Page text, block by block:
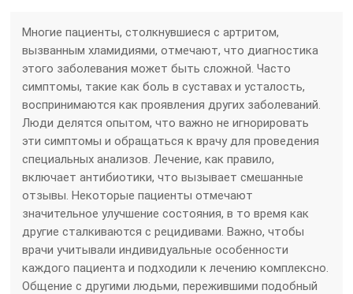
Многие пациенты, столкнувшиеся с артритом,
вызванным хламидиями, отмечают, что диагностика
этого заболевания может быть сложной. Часто
симптомы, такие как боль в суставах и усталость,
воспринимаются как проявления других заболеваний.
Люди делятся опытом, что важно не игнорировать
эти симптомы и обращаться к врачу для проведения
специальных анализов. Лечение, как правило,
включает антибиотики, что вызывает смешанные
отзывы. Некоторые пациенты отмечают
значительное улучшение состояния, в то время как
другие сталкиваются с рецидивами. Важно, чтобы
врачи учитывали индивидуальные особенности
каждого пациента и подходили к лечению комплексно.
Общение с другими людьми, пережившими подобный